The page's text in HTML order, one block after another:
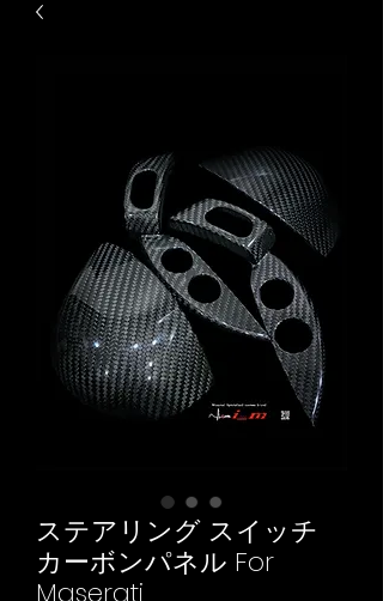
ステアリング スイッチ
カーボンパネル For
Maserati